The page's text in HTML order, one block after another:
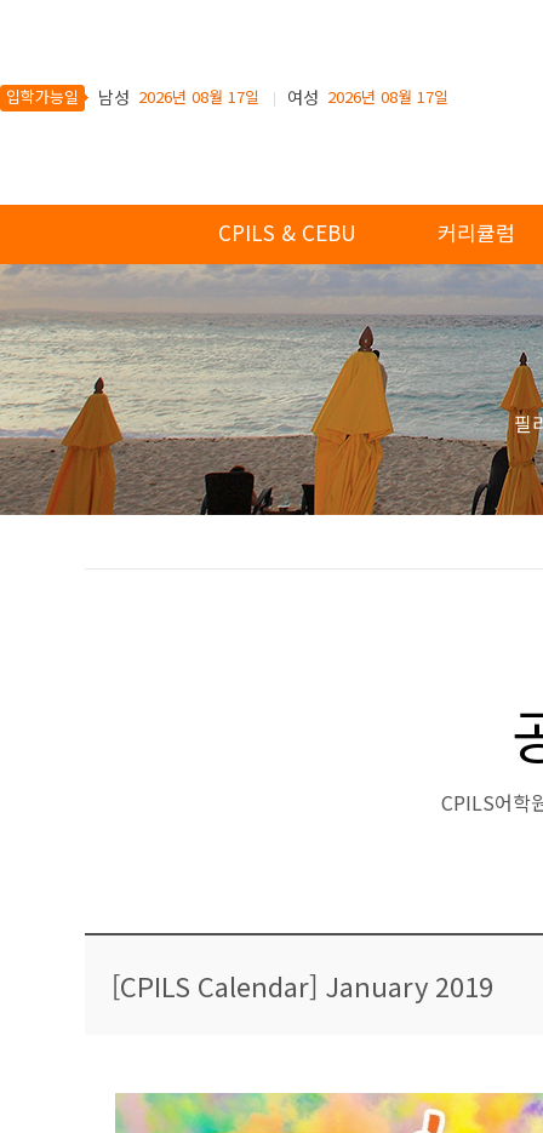
입학가능일 남성 2026년 08월 17일 여성 2026년 08월 17일
CPILS & CEBU 커리큘럼
필
CPILS어학
[CPILS Calendar] January 2019